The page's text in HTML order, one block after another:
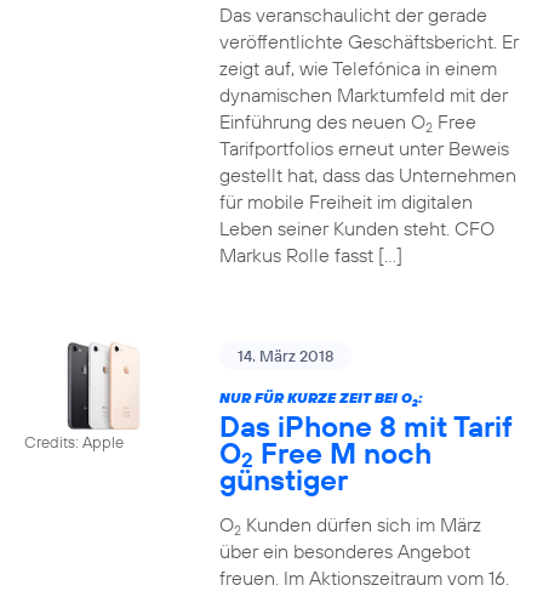
Das veranschaulicht der gerade
veröffentlichte Geschäftsbericht. Er
zeigt auf, wie Telefónica in einem
dynamischen Marktumfeld mit der
Einführung des neuen O2Free
Tarifportfolios erneut unter Beweis
gestellt hat, dass das Unternehmen
für mobile Freiheit im digitalen
Leben seiner Kunden steht. CFO
Markus Rolle fasst […]
Credits: Apple
14. März 2018
NUR FÜR KURZE ZEIT BEI O2:
Das iPhone 8 mit Tarif
O2 Free M noch
günstiger
O2Kunden dürfen sich im März
über ein besonderes Angebot
freuen. Im Aktionszeitraum vom 16.